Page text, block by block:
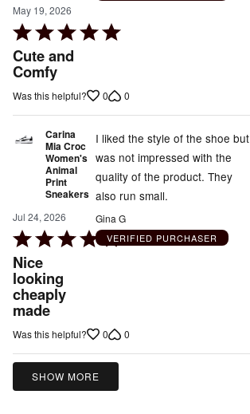
May 19, 2026
Rated
5
out
of
Cute and
Comfy
Was this helpful? 0 0
Carina
Mia Croc
Women's
Animal
Print
Sneakers
Jul 24, 2026
Rated
4
out
of
5
Nice
looking
cheaply
made
I liked the style of the shoe but
was not impressed with the
quality of the product. They
also run small.
Gina G
VERIFIED PURCHASER
Was this helpful? 0 0
SHOW MORE